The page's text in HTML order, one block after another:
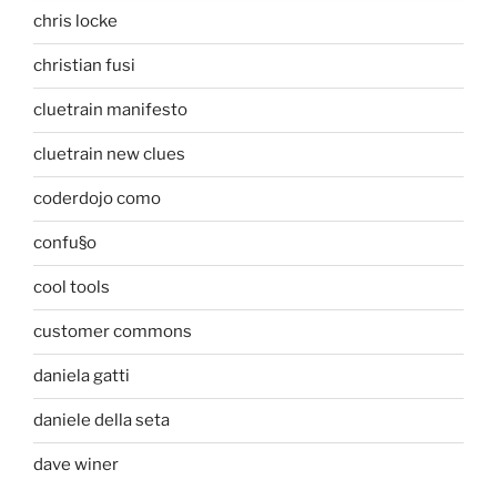
chris locke
christian fusi
cluetrain manifesto
cluetrain new clues
coderdojo como
confu§o
cool tools
customer commons
daniela gatti
daniele della seta
dave winer